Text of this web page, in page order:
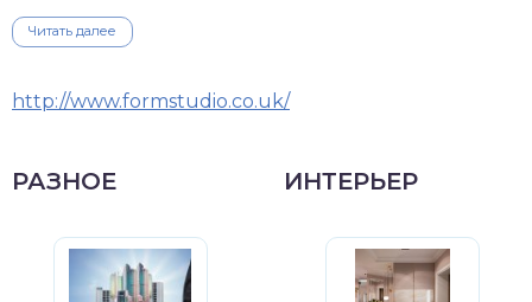
Читать далее
http://www.formstudio.co.uk/
РАЗНОЕ ИНТЕРЬЕР